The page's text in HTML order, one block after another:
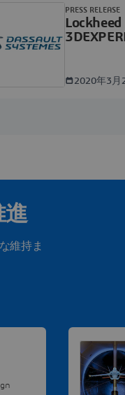
PRESS RELEASE
2020年3月
進
維持ま